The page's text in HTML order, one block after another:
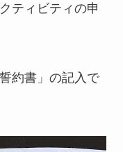
ティビティの申
約書」の記入で